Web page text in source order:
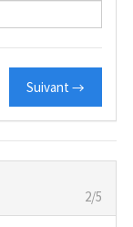
Suivant →
2/5